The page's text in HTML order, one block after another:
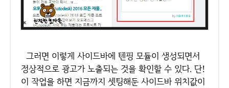
그러면 이렇게 사이드바에 텐핑 모듈이 생성되면서
정상적으로 광고가 노출되는 것을 확인할 수 있다. 단!
이 작업을 하면 지금까지 셋팅해둔 사이드바 위치값이